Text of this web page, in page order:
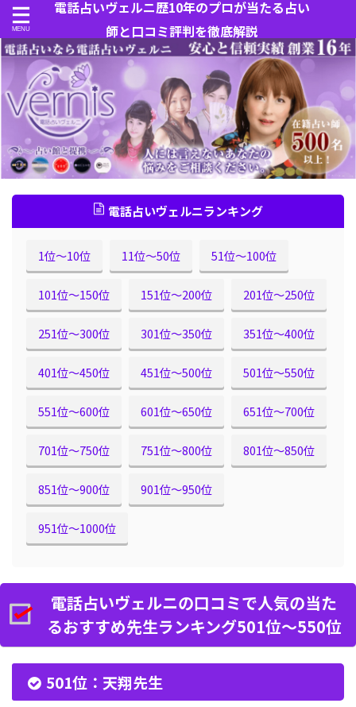
電話占いヴェルニ歴10年のプロが当たる占い
師と口コミ評判を徹底解説
電話占いヴェルニランキング
1位〜10位 11位〜50位 51位〜100位
101位〜150位 151位〜200位 201位〜250位
251位〜300位 301位〜350位 351位〜400位
401位〜450位 451位〜500位 501位〜550位
551位〜600位 601位〜650位 651位〜700位
701位〜750位 751位〜800位 801位〜850位
851位〜900位 901位〜950位
951位〜1000位
電話占いヴェルニの口コミで人気の当た
るおすすめ先生ランキング501位〜550位
501位：天翔先生